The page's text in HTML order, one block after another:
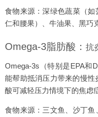
食物来源：深绿色蔬菜（
仁和腰果）、牛油果、黑巧
Omega-3脂肪酸： 抗
Omega-3s（特别是EPA和
能帮助抵消压力带来的慢
酸可减轻压力情境下的焦虑
食物来源：三文鱼、沙丁